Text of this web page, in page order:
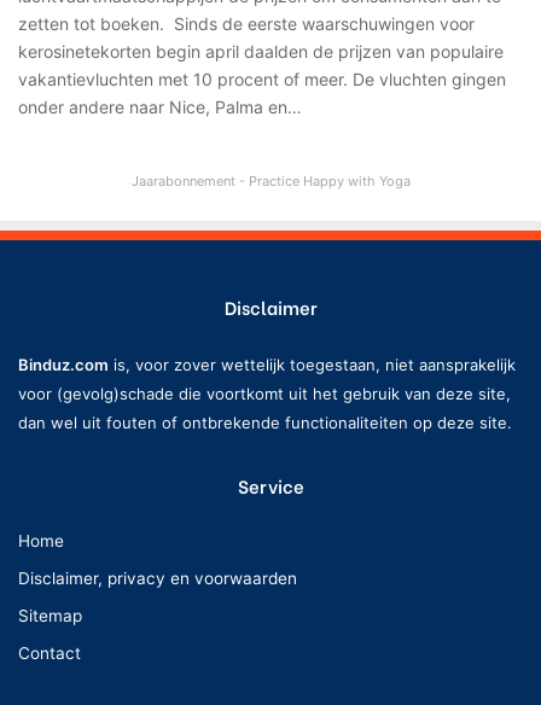
zetten tot boeken. Sinds de eerste waarschuwingen voor
kerosinetekorten begin april daalden de prijzen van populaire
vakantievluchten met 10 procent of meer. De vluchten gingen
onder andere naar Nice, Palma en…
Jaarabonnement - Practice Happy with Yoga
Disclaimer
Binduz.com is, voor zover wettelijk toegestaan, niet aansprakelijk
voor (gevolg)schade die voortkomt uit het gebruik van deze site,
dan wel uit fouten of ontbrekende functionaliteiten op deze site.
Service
Home
Disclaimer, privacy en voorwaarden
Sitemap
Contact